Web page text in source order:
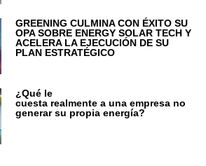
GREENING CULMINA CON ÉXITO SU
OPA SOBRE ENERGY SOLAR TECH Y
ACELERA LA EJECUCIÓN DE SU
PLAN ESTRATÉGICO
¿Qué le
cuesta realmente a una empresa no
generar su propia energía?